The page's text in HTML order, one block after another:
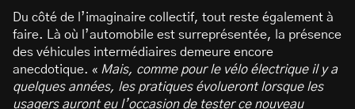
Du côté de l’imaginaire collectif, tout reste également à
faire. Là où l’automobile est surreprésentée, la présence
des véhicules intermédiaires demeure encore
anecdotique. « Mais, comme pour le vélo électrique il y a
quelques années, les pratiques évolueront lorsque les
usagers auront eu l’occasion de tester ce nouveau